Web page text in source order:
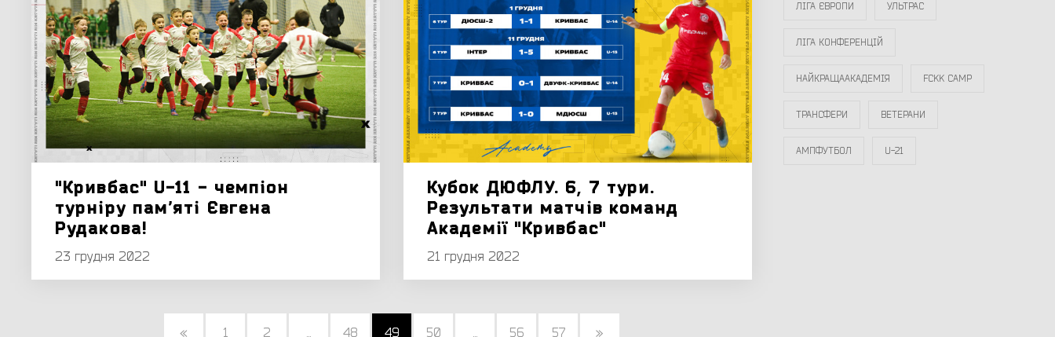
"Кривбас" U-11 - чемпіон
турніру памʼяті Євгена
Рудакова!
23 грудня 2022
Кубок ДЮФЛУ. 6, 7 тури.
Результати матчів команд
Академії "Кривбас"
21 грудня 2022
« 1 2 ... 48 49 50 ... 56 57 »
ЛІГА ЄВРОПИ УЛЬТРАС
ЛІГА КОНФЕРЕНЦІЙ
НАЙКРАЩААКАДЕМІЯ FCKK CAMP
ТРАНСФЕРИ ВЕТЕРАНИ
АМПФУТБОЛ U-21